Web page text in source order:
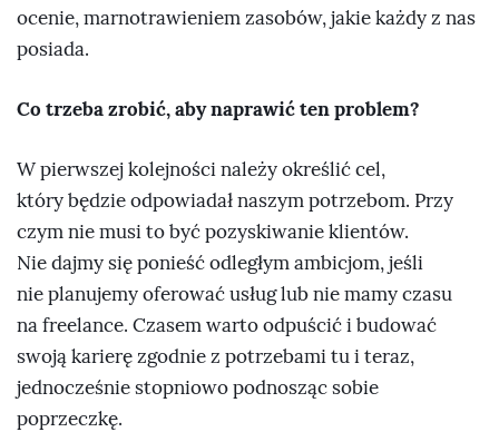
ocenie, marnotrawieniem zasobów, jakie każdy z nas
posiada.
Co trzeba zrobić, aby naprawić ten problem?
W pierwszej kolejności należy określić cel,
który będzie odpowiadał naszym potrzebom. Przy
czym nie musi to być pozyskiwanie klientów.
Nie dajmy się ponieść odległym ambicjom, jeśli
nie planujemy oferować usług lub nie mamy czasu
na freelance. Czasem warto odpuścić i budować
swoją karierę zgodnie z potrzebami tu i teraz,
jednocześnie stopniowo podnosząc sobie
poprzeczkę.